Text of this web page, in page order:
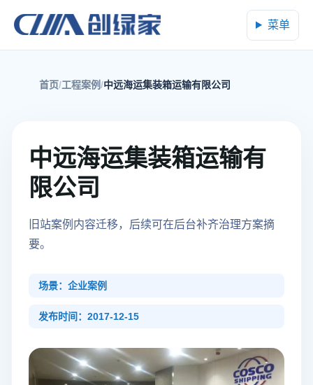
菜单
首页 工程案例 中远海运集装箱运输有限公司
中远海运集装箱运输有
限公司
旧站案例内容迁移，后续可在后台补齐治理方案摘
要。
场景：企业案例
发布时间：2017-12-15